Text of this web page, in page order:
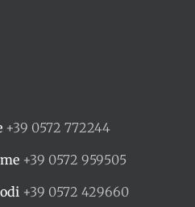
+39 0572 772244
+39 0572 959505
+39 0572 429660